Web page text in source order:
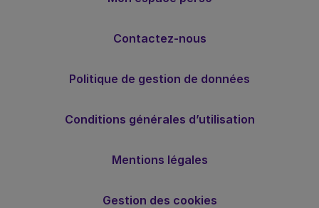
Contactez-nous
Politique de gestion de données
Conditions générales d’utilisation
Mentions légales
Gestion des cookies